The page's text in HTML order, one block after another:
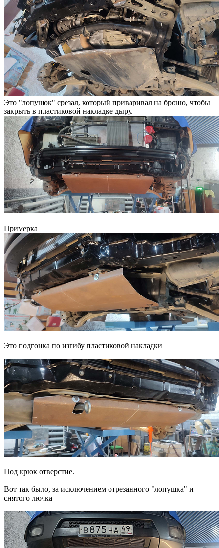
Это "лопушок" срезал, который приваривал на броню, чтобы
закрыть в пластиковой накладке дыру.
Примерка
Это подгонка по изгибу пластиковой накладки
Под крюк отверстие.
Вот так было, за исключением отрезанного "лопушка" и
снятого лючка